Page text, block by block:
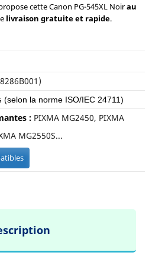
cette Canon PG-545XL Noirau
livraison gratuite et rapide.
(selon la norme ISO/IEC 24711)
: PIXMA MG2450, PIXMA
MG2550S...